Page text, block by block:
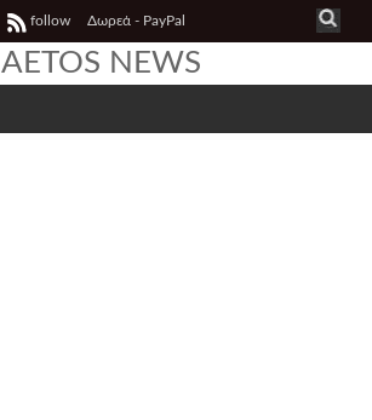
follow Δωρεά - PayPal
AETOS NEWS